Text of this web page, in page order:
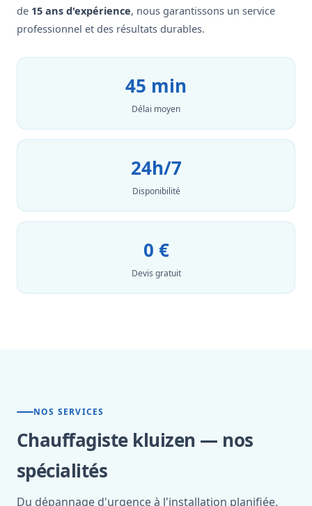
de 15 ans d'expérience, nous garantissons un service
professionnel et des résultats durables.
45 min
Délai moyen
24h/7
Disponibilité
0 €
Devis gratuit
NOS SERVICES
Chauffagiste kluizen — nos
spécialités
Du dépannage d'urgence à l'installation planifiée,